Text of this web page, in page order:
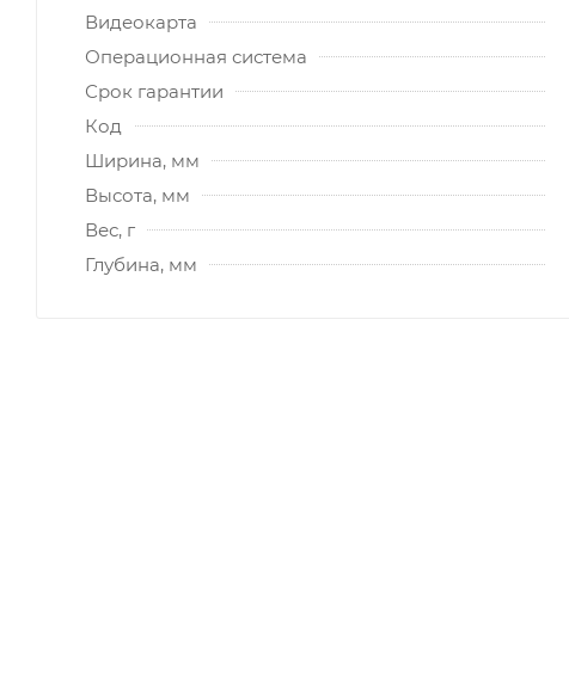
Видеокарта
Операционная система
Срок гарантии
Код
Ширина, мм
Высота, мм
Вес, г
Глубина, мм